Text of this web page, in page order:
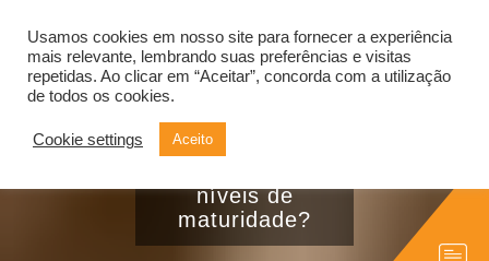
Alternar
Utilização de dados:
níveis de
maturidade?
Usamos cookies em nosso site para fornecer a experiência
mais relevante, lembrando suas preferências e visitas
repetidas. Ao clicar em “Aceitar”, concorda com a utilização
de todos os cookies.
Cookie settings Aceito